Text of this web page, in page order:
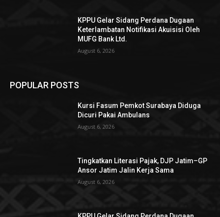
KPPU Gelar Sidang Perdana Dugaan
Keterlambatan Notifikasi Akuisisi Oleh
MUFG Bank Ltd.
August 6, 2026
POPULAR POSTS
Kursi Fasum Pemkot Surabaya Diduga
Dicuri Pakai Ambulans
August 6, 2026
Tingkatkan Literasi Pajak, DJP Jatim–GP
Ansor Jatim Jalin Kerja Sama
August 6, 2026